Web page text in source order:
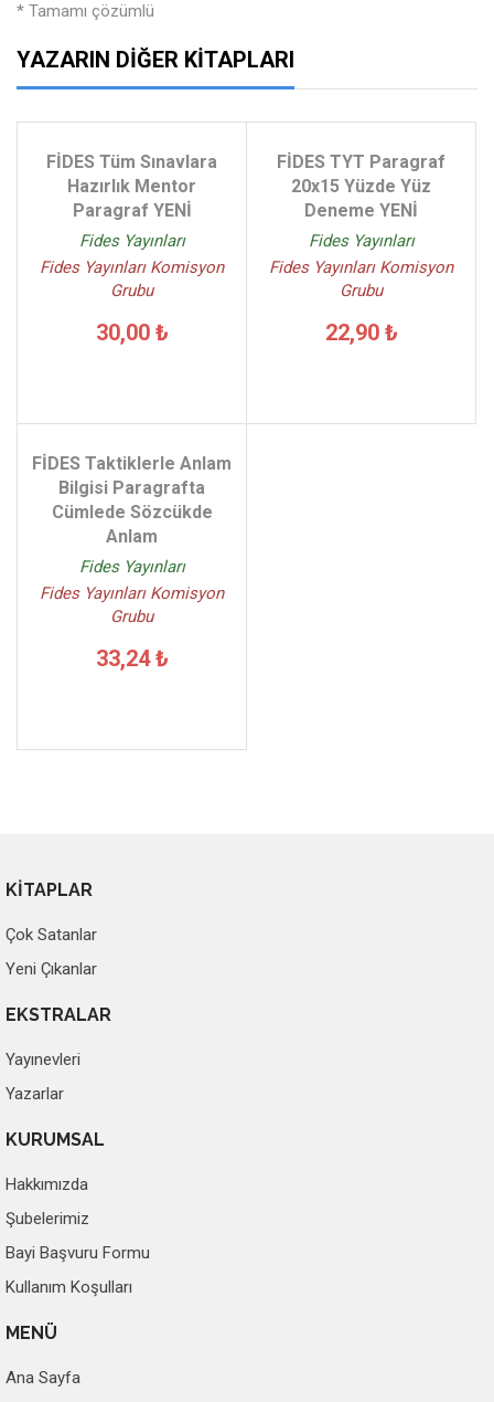
* Tamamı çözümlü
YAZARIN DIĞER KITAPLARI
FİDES Tüm Sınavlara
Hazırlık Mentor
Paragraf YENİ
Fides Yayınları
Fides Yayınları Komisyon
Grubu
30,00 ₺
FİDES TYT Paragraf
20x15 Yüzde Yüz
Deneme YENİ
Fides Yayınları
Fides Yayınları Komisyon
Grubu
22,90 ₺
FİDES Taktiklerle Anlam
Bilgisi Paragrafta
Cümlede Sözcükde
Anlam
Fides Yayınları
Fides Yayınları Komisyon
Grubu
33,24 ₺
KİTAPLAR
Çok Satanlar
Yeni Çıkanlar
EKSTRALAR
Yayınevleri
Yazarlar
KURUMSAL
Hakkımızda
Şubelerimiz
Bayi Başvuru Formu
Kullanım Koşulları
MENÜ
Ana Sayfa